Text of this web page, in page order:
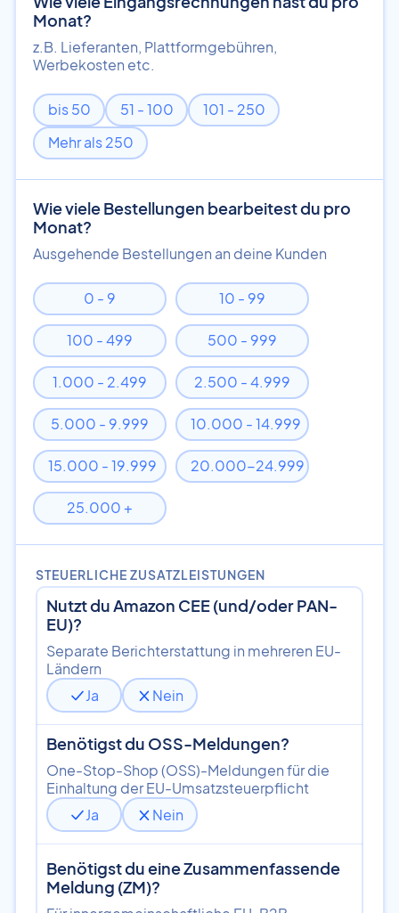
Monat?
z.B. Lieferanten, Plattformgebühren,
Werbekosten etc.
bis 50 51 - 100
101 - 250
Mehr als 250
Wie viele Bestellungen bearbeitest du pro
Monat?
Ausgehende Bestellungen an deine Kunden
0 - 9 10 - 99
100 - 499 500 - 999
1.000 - 2.499 2.500 - 4.999
5.000 - 9.999 10.000 - 14.999
15.000 - 19.999 20.000-24.999
25.000 +
STEUERLICHE ZUSATZLEISTUNGEN
Nutzt du Amazon CEE (und/oder PAN-
EU)?
Separate Berichterstattung in mehreren EU-
Ländern
Ja
Nein
Benötigst du OSS-Meldungen?
One-Stop-Shop (OSS)-Meldungen für die
Einhaltung der EU-Umsatzsteuerpflicht
Ja
Nein
Benötigst du eine Zusammenfassende
Meldung (ZM)?